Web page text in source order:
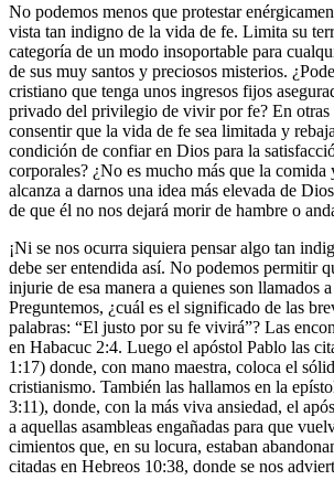
No podemos menos que protestar
vista tan indigno de la vida de fe. Limita su
categoría de un modo insoportable para
de sus muy santos y preciosos misterios.
cristiano que tenga unos ingresos fijos
privado del privilegio de vivir por fe? En otras
consentir que la vida de fe sea limitada y
condición de confiar en Dios para la
corporales? ¿No es mucho más que la
alcanza a darnos una idea más elevada de
de que él no nos dejará morir de hambre o
¡Ni se nos ocurra siquiera pensar algo tan
debe ser entendida así. No podemos permitir
injurie de esa manera a quienes son llamados
Preguntemos, ¿cuál es el significado de las
palabras: “El justo por su fe vivirá”? Las
en Habacuc 2:4. Luego el apóstol Pablo las
1:17) donde, con mano maestra, coloca el
cristianismo. También las hallamos en la
3:11), donde, con la más viva ansiedad, el
a aquellas asambleas engañadas para que
cimientos que, en su locura, estaban
citadas en Hebreos 10:38, donde se nos